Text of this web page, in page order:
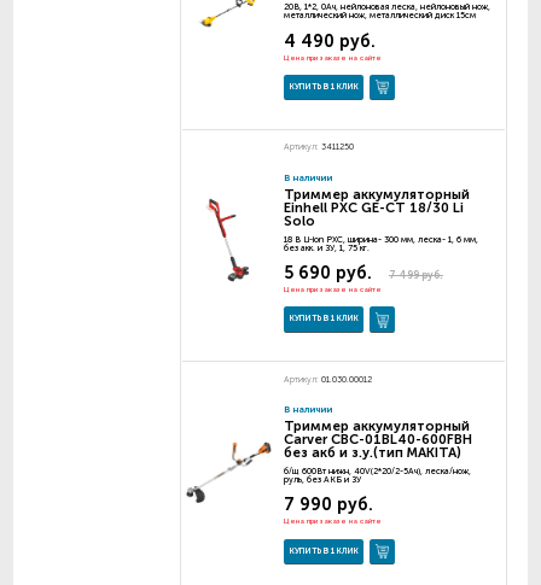
20В, 1*2, 0Ач, нейлоновая леска, нейлоновый нож,
металлический нож, металлический диск 15см
4 490 руб.
Цена при заказе на сайте
КУПИТЬ В 1 КЛИК
Артикул: 3411250
В наличии
Триммер аккумуляторный
Einhell PXC GE-CT 18/30 Li
Solo
18 В Li-ion PXC, ширина- 300 мм, леска- 1, 6 мм,
без акк. и ЗУ, 1, 75 кг.
7 499 руб.
5 690 руб.
Цена при заказе на сайте
КУПИТЬ В 1 КЛИК
Артикул: 01.030.00012
В наличии
Триммер аккумуляторный
Carver CBC-01BL40-600FBH
без акб и з.у.(тип MAKITA)
б/щ 600Вт нижн, 40V(2*20/2-5Ач), леска/нож,
руль, без АКБ и ЗУ
7 990 руб.
Цена при заказе на сайте
КУПИТЬ В 1 КЛИК